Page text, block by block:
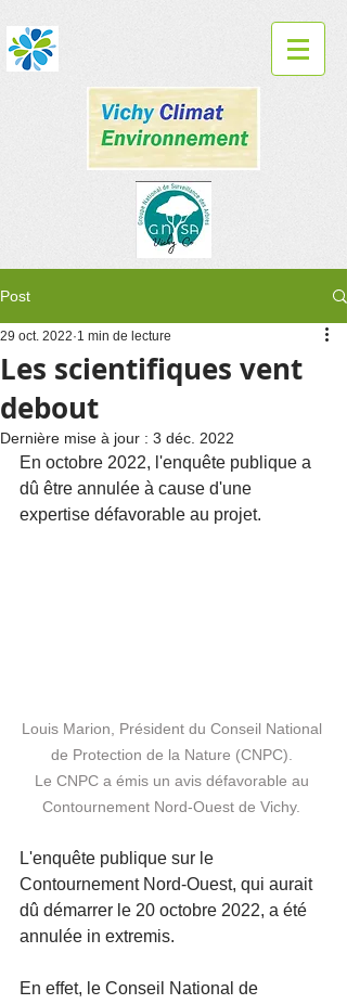
Post
Les scientifiques vent
debout
29 oct. 2022 1 min de lecture
Dernière mise à jour : 3 déc. 2022
En octobre 2022, l'enquête publique a
dû être annulée à cause d'une
expertise défavorable au projet.
Louis Marion, Président du Conseil National
de Protection de la Nature (CNPC).
Le CNPC a émis un avis défavorable au
Contournement Nord-Ouest de Vichy.
L'enquête publique sur le
Contournement Nord-Ouest, qui aurait
dû démarrer le 20 octobre 2022, a été
annulée in extremis.
En effet, le Conseil National de